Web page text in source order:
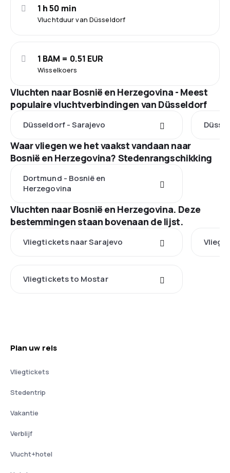
Vluchtduur van Düsseldorf
1 h 50 min
Wisselkoers
1 BAM = 0.51 EUR
Vluchten naar Bosnië en Herzegovina - Meest
populaire vluchtverbindingen van Düsseldorf
Düsseldorf - Sarajevo
Waar vliegen we het vaakst vandaan naar
Bosnië en Herzegovina? Stedenrangschikking
Dortmund - Bosnië en
Herzegovina
Vluchten naar Bosnië en Herzegovina. Deze
bestemmingen staan bovenaan de lijst.
Vliegtickets naar Sarajevo
Vliegtickets to Mostar
Plan uw reis
Vliegtickets
Stedentrip
Vakantie
Verblijf
Vlucht+hotel